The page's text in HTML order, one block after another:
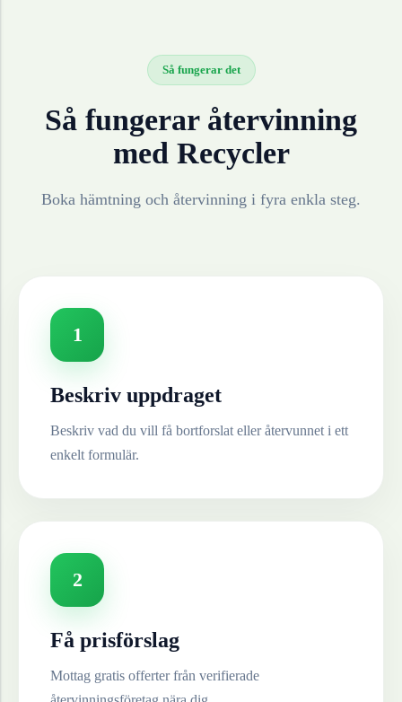
Så fungerar det
Så fungerar återvinning
med Recycler
Boka hämtning och återvinning i fyra enkla steg.
1
Beskriv uppdraget
Beskriv vad du vill få bortforslat eller återvunnet i ett
enkelt formulär.
2
Få prisförslag
Mottag gratis offerter från verifierade